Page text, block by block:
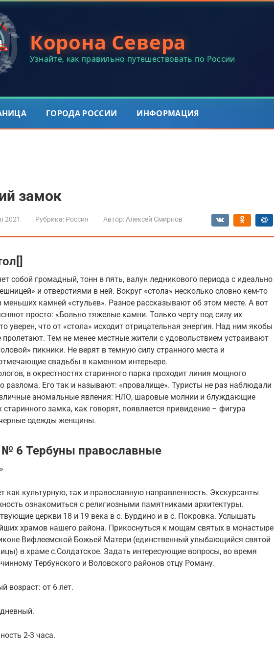
Корона Севера
Узнайте, как правильно путешествовать по России
ГОРОДА РОССИИ ИНФОРМАЦИЯ
замок
2021 Рубрика: Россия Автор: Алексей Смирнов
собой громадный, тонн в пять, валун ледникового периода с идеально
и отверстиями в ней. Вокруг «стола» несколько словно кем-то
меньших камней «стульев». Разное рассказывают об этом месте. А вот
просто: «Больно тяжелые камни. Только черту под силу их
уверен, что от «стола» исходит отрицательная энергия. Над ним якобы
Тем не менее местные жители с удовольствием устраивают
пикники. Не верят в темную силу странного места и
свадьбы в каменном интерьере.
в окрестностях старинного парка проходит линия мощного
разлома. Его так и называют: «провалище». Туристы не раз наблюдали
аномальные явления: НЛО, шаровые молнии и блуждающие
старинного замка, как говорят, появляется привидение – фигура
одежды женщины.
6 Тербуны православные
как культурную, так и православную направленность. Экскурсанты
ознакомиться с религиозными памятниками архитектуры.
церкви 18 и 19 века в с. Бурдино и в с. Покровка. Услышать
храмов нашего района. Прикоснуться к мощам святых в монастыре
Вифлеемской Божьей Матери (единственный улыбающийся святой
в храме с.Солдатское. Задать интересующие вопросы, во время
Тербунского и Воловского районов отцу Роману.
возраст: от 6 лет.
2-3 часа.